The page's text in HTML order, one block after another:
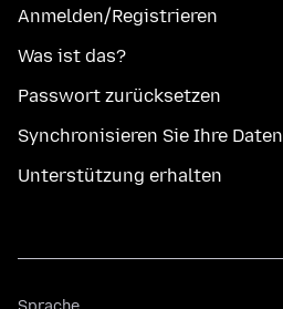
Anmelden/Registrieren
Was ist das?
Passwort zurücksetzen
Synchronisieren Sie Ihre Daten
Unterstützung erhalten